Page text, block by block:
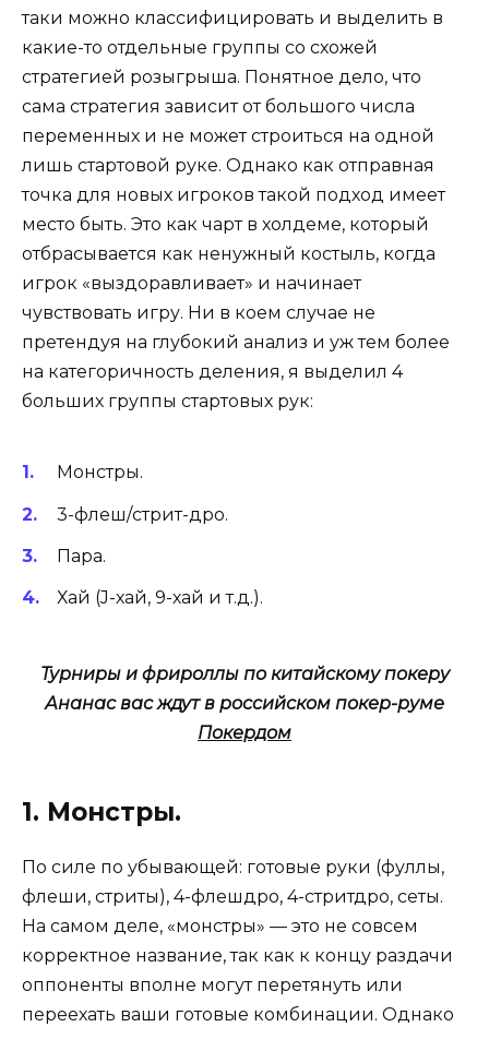
таки можно классифицировать и выделить в
какие-то отдельные группы со схожей
стратегией розыгрыша. Понятное дело, что
сама стратегия зависит от большого числа
переменных и не может строиться на одной
лишь стартовой руке. Однако как отправная
точка для новых игроков такой подход имеет
место быть. Это как чарт в холдеме, который
отбрасывается как ненужный костыль, когда
игрок «выздоравливает» и начинает
чувствовать игру. Ни в коем случае не
претендуя на глубокий анализ и уж тем более
на категоричность деления, я выделил 4
больших группы стартовых рук:
Монстры.
3-флеш/стрит-дро.
Пара.
Хай (J-хай, 9-хай и т.д.).
Турниры и фрироллы по китайскому покеру
Ананас вас ждут в российском покер-руме
Покердом
1. Монстры.
По силе по убывающей: готовые руки (фуллы,
флеши, стриты), 4-флешдро, 4-стритдро, сеты.
На самом деле, «монстры» — это не совсем
корректное название, так как к концу раздачи
оппоненты вполне могут перетянуть или
переехать ваши готовые комбинации. Однако